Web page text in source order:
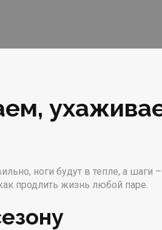
ноги будут в тепле, а
продлить жизнь любой паре.